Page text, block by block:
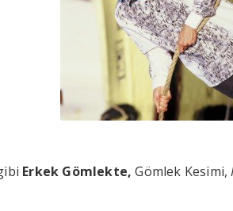
Erkek Gömlekte, Gömlek Kesimi,